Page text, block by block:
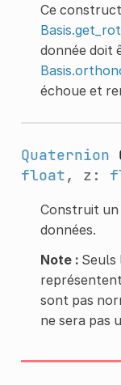
Ce
donnée doit
échoue et
Quaternion
float, z:
Construit un
données.
Note :Seuls
sont pas
ne sera pas